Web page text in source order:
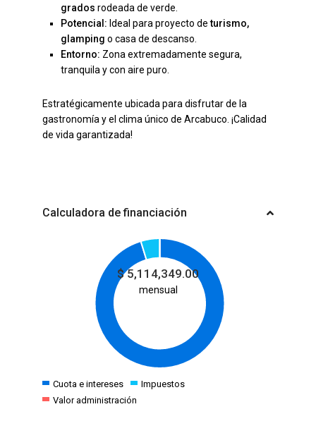
grados rodeada de verde.
Potencial: Ideal para proyecto deturismo,
glamping o casa de descanso.
Entorno: Zona extremadamente segura,
tranquila y con aire puro.
Estratégicamente ubicada para disfrutar de la
gastronomía y el clima único de Arcabuco. ¡Calidad
de vida garantizada!
Calculadora de financiación
$5,114,349.00
mensual
Cuota e intereses
Impuestos
Valor administración